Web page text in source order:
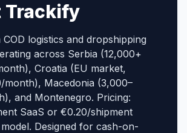
Trackify
logistics and dropshipping
across Serbia (12,000+
Croatia (EU market,
month), Macedonia (3,000–
and Montenegro. Pricing:
SaaS or €0.20/shipment
Designed for cash-on-